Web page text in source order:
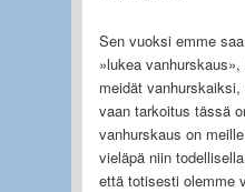
Sen vuoksi emme
»lukea
meidät
vaan tarkoitus tässä
vanhurskaus on
vieläpä niin
että totisesti olemme